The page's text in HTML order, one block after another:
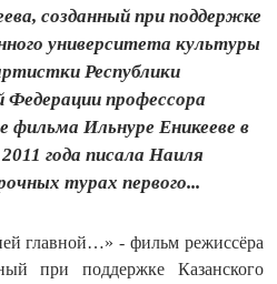
созданный при поддержке
университета культуры
Республики
Федерации профессора
фильма Ильнуре Еникееве в
года писала Наиля
турах первого...
главной…» - фильм режиссёра
при поддержке Казанского